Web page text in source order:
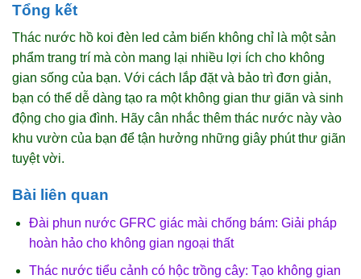
Tổng kết
Thác nước hồ koi đèn led cảm biến không chỉ là một sản
phẩm trang trí mà còn mang lại nhiều lợi ích cho không
gian sống của bạn. Với cách lắp đặt và bảo trì đơn giản,
bạn có thể dễ dàng tạo ra một không gian thư giãn và sinh
động cho gia đình. Hãy cân nhắc thêm thác nước này vào
khu vườn của bạn để tận hưởng những giây phút thư giãn
tuyệt vời.
Bài liên quan
Đài phun nước GFRC giác mài chống bám: Giải pháp
hoàn hảo cho không gian ngoại thất
Thác nước tiểu cảnh có hộc trồng cây: Tạo không gian